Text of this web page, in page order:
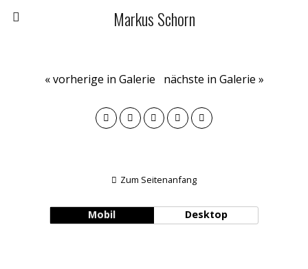
Markus Schorn
« vorherige in Galerie nächste in Galerie »
Zum Seitenanfang
Mobil Desktop